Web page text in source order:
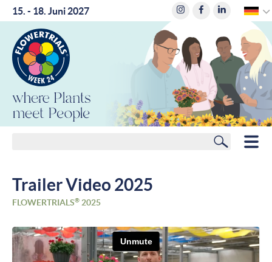
15. - 18. Juni 2027
HOTELS
where
Plants
meet
People
Trailer Video 2025
FLOWERTRIALS® 2025